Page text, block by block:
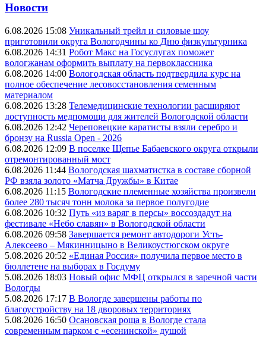
Новости
6.08.2026 15:08 Уникальный трейл и силовые шоу
приготовили округа Вологодчины ко Дню физкультурника
6.08.2026 14:31 Робот Макс на Госуслугах поможет
вологжанам оформить выплату на первоклассника
6.08.2026 14:00 Вологодская область подтвердила курс на
полное обеспечение лесовосстановления семенным
материалом
6.08.2026 13:28 Телемедицинские технологии расширяют
доступность медпомощи для жителей Вологодской области
6.08.2026 12:42 Череповецкие каратисты взяли серебро и
бронзу на Russia Open - 2026
6.08.2026 12:09 В поселке Щепье Бабаевского округа открыли
отремонтированный мост
6.08.2026 11:44 Вологодская шахматистка в составе сборной
РФ взяла золото «Матча Дружбы» в Китае
6.08.2026 11:15 Вологодские племенные хозяйства произвели
более 280 тысяч тонн молока за первое полугодие
6.08.2026 10:32 Путь «из варяг в персы» воссоздадут на
фестивале «Небо славян» в Вологодской области
6.08.2026 09:58 Завершается ремонт автодороги Усть-
Алексеево – Мякинницыно в Великоустюгском округе
5.08.2026 20:52 «Единая Россия» получила первое место в
бюллетене на выборах в Госдуму
5.08.2026 18:03 Новый офис МФЦ открылся в заречной части
Вологды
5.08.2026 17:17 В Вологде завершены работы по
благоустройству на 18 дворовых территориях
5.08.2026 16:50 Осановская роща в Вологде стала
современным парком с «есенинской» душой